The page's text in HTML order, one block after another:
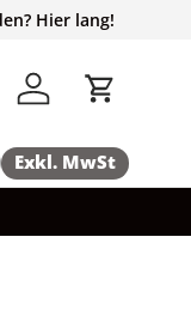
Hier lang!
Einloggen
Exkl. MwSt